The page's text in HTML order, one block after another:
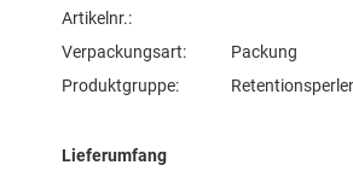
Artikelnr.:
Verpackungsart:
Packung
Produktgruppe:
Lieferumfang